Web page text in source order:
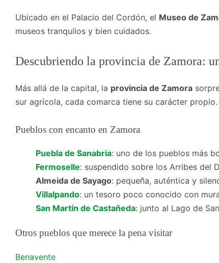
Ubicado en el Palacio del Cordón, el Museo de
museos tranquilos y bien cuidados.
Descubriendo la provincia de Zamora:
Más allá de la capital, la provincia de Zamora
sur agrícola, cada comarca tiene su carácter propio.
Pueblos con encanto en Zamora
Puebla de Sanabria: uno de los pueblos más
Fermoselle: suspendido sobre los Arribes del
Almeida de Sayago: pequeña, auténtica y
Villalpando: un tesoro poco conocido con
San Martín de Castañeda: junto al Lago de
Otros pueblos que merece la pena visitar
Benavente